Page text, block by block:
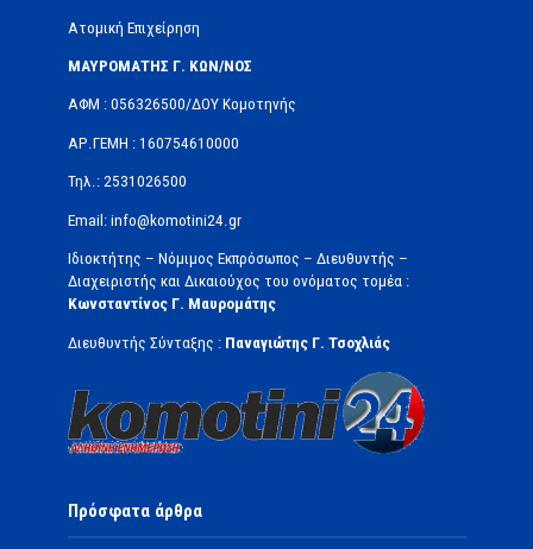
Ατομική Επιχείρηση
ΜΑΥΡΟΜΑΤΗΣ Γ. ΚΩΝ/ΝΟΣ
ΑΦΜ : 056326500/ΔOΥ Κομοτηνής
ΑΡ.ΓΕΜΗ : 160754610000
Τηλ.: 2531026500
Email: info@komotini24.gr
Ιδιοκτήτης – Νόμιμος Εκπρόσωπος – Διευθυντής –
Διαχειριστής και Δικαιούχος του ονόματος τομέα :
Κωνσταντίνος Γ. Μαυρομάτης
Διευθυντής Σύνταξης : Παναγιώτης Γ. Τσοχλιάς
Πρόσφατα άρθρα